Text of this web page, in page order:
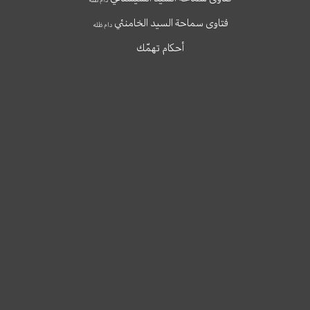
فتاوى سماحة السيد الخامنئيدام ظله
أحكام تهمّك